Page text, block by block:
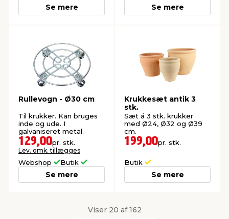
Se mere Se mere
Rullevogn - Ø30 cm
Til krukker. Kan bruges
inde og ude. I
galvaniseret metal.
129,00pr. stk.
Lev. omk. tillægges
Webshop Butik
Se mere
Krukkesæt antik 3
stk.
Sæt á 3 stk. krukker
med Ø24, Ø32 og Ø39
cm.
199,00pr. stk.
Butik
Se mere
Viser 20 af 162